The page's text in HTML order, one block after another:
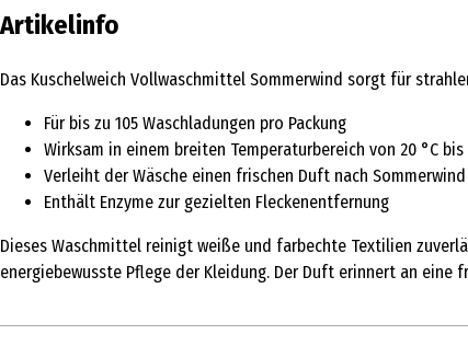
Artikelinfo
Das Kuschelweich Vollwaschmittel Sommerwind sorgt für
Für bis zu 105 Waschladungen pro Packung
Wirksam in einem breiten Temperaturbereich von 20 °C bis
Verleiht der Wäsche einen frischen Duft nach Sommerwind
Enthält Enzyme zur gezielten Fleckenentfernung
Dieses Waschmittel reinigt weiße und farbechte Textilien
energiebewusste Pflege der Kleidung. Der Duft erinnert an